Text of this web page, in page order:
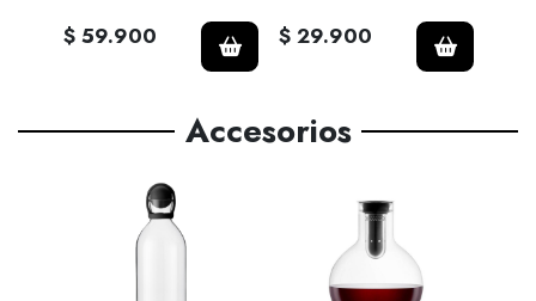
$ 59.900
$ 29.900
Accesorios